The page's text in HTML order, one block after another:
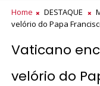
a partir de
Home DESTAQUE
velório do Papa
Vaticano
velório do